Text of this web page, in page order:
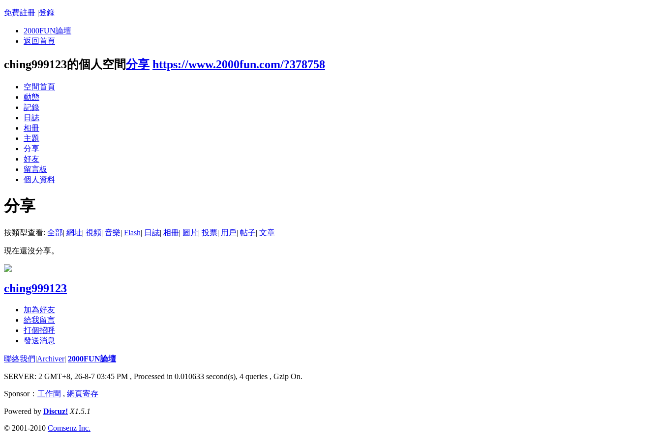
免費註冊 |登錄
2000FUN論壇
返回首頁
ching999123的個人空間分享 https://www.2000fun.com/?378758
空間首頁
動態
記錄
日誌
相冊
主題
分享
好友
留言板
個人資料
分享
按類型查看: 全部| 網址| 視頻| 音樂| Flash| 日誌| 相冊| 圖片| 投票| 用戶| 帖子| 文章
現在還沒分享。
ching999123
加為好友
給我留言
打個招呼
發送消息
聯絡我們|Archiver| 2000FUN論壇
SERVER: 2 GMT+8, 26-8-7 03:45 PM , Processed in 0.010633 second(s), 4 queries , Gzip On.
Sponsor： 工作間 , 網頁寄存
Powered by Discuz! X1.5.1
© 2001-2010 Comsenz Inc.